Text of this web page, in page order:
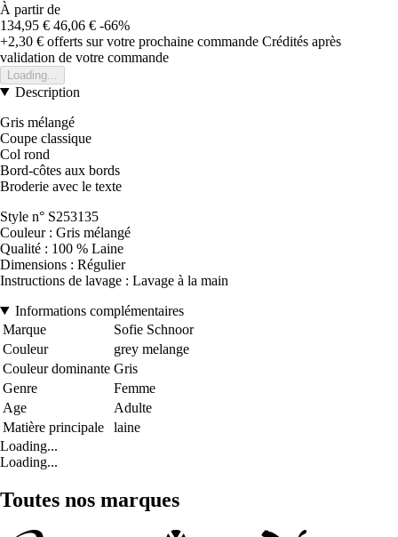
À partir de
134,95 € 46,06 € -66%
+2,30 € offerts sur votre prochaine commande Crédités après
validation de votre commande
Loading...
Description
Gris mélangé
Coupe classique
Col rond
Bord-côtes aux bords
Broderie avec le texte
Style n° S253135
Couleur : Gris mélangé
Qualité : 100 % Laine
Dimensions : Régulier
Instructions de lavage : Lavage à la main
Informations complémentaires
Marque
Sofie Schnoor
Couleur
grey melange
Couleur dominante Gris
Genre
Femme
Age
Adulte
Matière principale
laine
Loading...
Loading...
Toutes nos marques